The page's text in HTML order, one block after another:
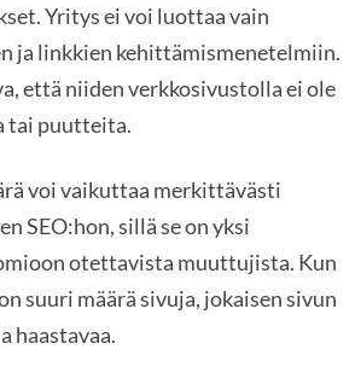
Yritys ei voi luottaa vain
ja linkkien kehittämismenetelmiin.
että niiden verkkosivustolla ei ole
tai puutteita.
voi vaikuttaa merkittävästi
SEO:hon, sillä se on yksi
otettavista muuttujista. Kun
suuri määrä sivuja, jokaisen sivun
haastavaa.